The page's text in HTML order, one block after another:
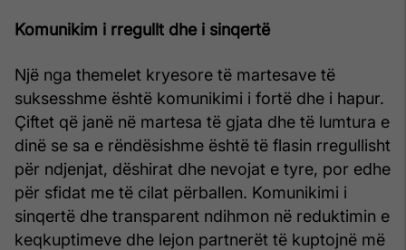
Komunikim i rregullt dhe i sinqertë
Një nga themelet kryesore të martesave të
suksesshme është komunikimi i fortë dhe i hapur.
Çiftet që janë në martesa të gjata dhe të lumtura e
dinë se sa e rëndësishme është të flasin rregullisht
për ndjenjat, dëshirat dhe nevojat e tyre, por edhe
për sfidat me të cilat përballen. Komunikimi i
sinqertë dhe transparent ndihmon në reduktimin e
keqkuptimeve dhe lejon partnerët të kuptojnë më